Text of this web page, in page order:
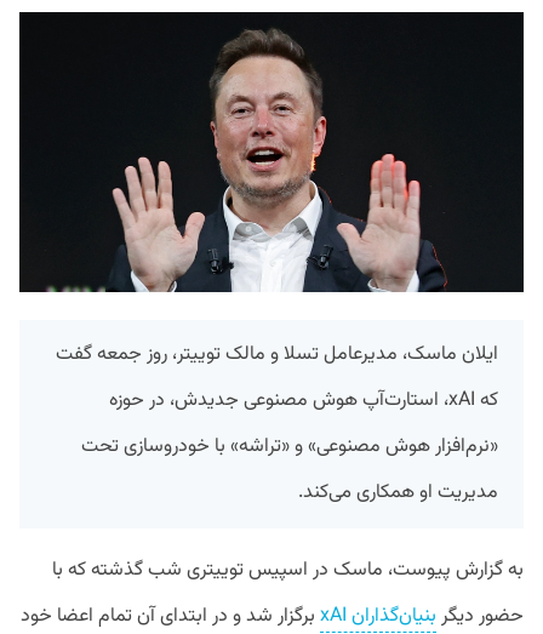
ایلان ماسک، مدیرعامل تسلا و مالک توییتر، روز جمعه گفت
که xAI، استارت‌آپ هوش مصنوعی جدیدش، در حوزه
«نرم‌افزار هوش مصنوعی» و «تراشه» با خودروسازی تحت
مدیریت او همکاری می‌کند.
به گزارش پیوست، ماسک در اسپیس توییتری شب گذشته که با
حضور دیگر بنیان‌گذاران xAI
برگزار شد و در ابتدای آن تمام اعضا خود